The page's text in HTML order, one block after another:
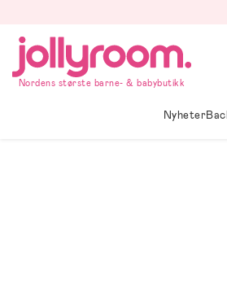
innehållet
Nordens største barne- & babybutikk
Nyheter